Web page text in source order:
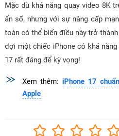
Mặc dù khả năng quay video 8K
ẩn số, nhưng với sự nâng cấp
toàn có thể biến điều này trở
đợi một chiếc iPhone có khả
17 rất đáng để kỳ vọng!
Xem thêm: iPhone 17
Apple